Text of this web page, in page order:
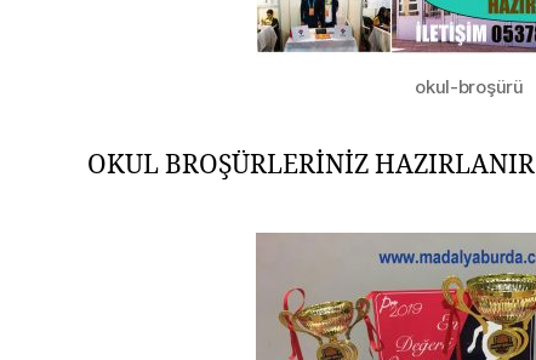
okul-broşürü
OKUL BROŞÜRLERİNİZ HAZIRLANIR